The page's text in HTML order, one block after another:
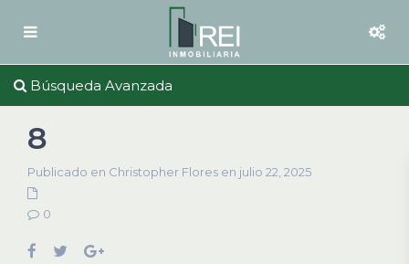
Búsqueda Avanzada
8
Publicado en Christopher Flores en julio 22, 2025
0